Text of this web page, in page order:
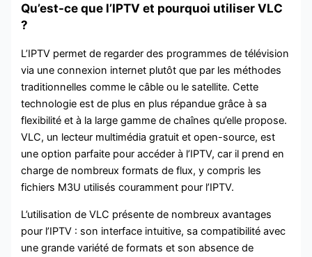
Qu’est-ce que l’IPTV et pourquoi utiliser VLC
?
L’IPTV permet de regarder des programmes de télévision
via une connexion internet plutôt que par les méthodes
traditionnelles comme le câble ou le satellite. Cette
technologie est de plus en plus répandue grâce à sa
flexibilité et à la large gamme de chaînes qu’elle propose.
VLC, un lecteur multimédia gratuit et open-source, est
une option parfaite pour accéder à l’IPTV, car il prend en
charge de nombreux formats de flux, y compris les
fichiers M3U utilisés couramment pour l’IPTV.
L’utilisation de VLC présente de nombreux avantages
pour l’IPTV : son interface intuitive, sa compatibilité avec
une grande variété de formats et son absence de